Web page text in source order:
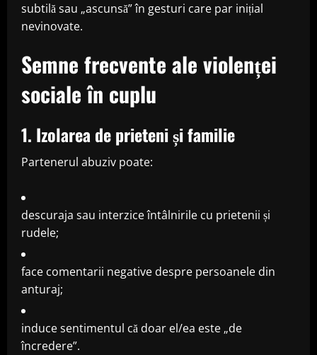
subtilă sau „ascunsă” în gesturi care par inițial
nevinovate.
Semne frecvente ale violenței
sociale în cuplu
1. Izolarea de prieteni și familie
Partenerul abuziv poate:
descuraja sau interzice întâlnirile cu prietenii și
rudele;
face comentarii negative despre persoanele din
anturaj;
induce sentimentul că doar el/ea este „de
încredere”.